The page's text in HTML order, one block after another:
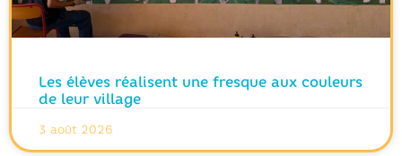
Les élèves réalisent une fresque aux couleurs
de leur village
3 août 2026